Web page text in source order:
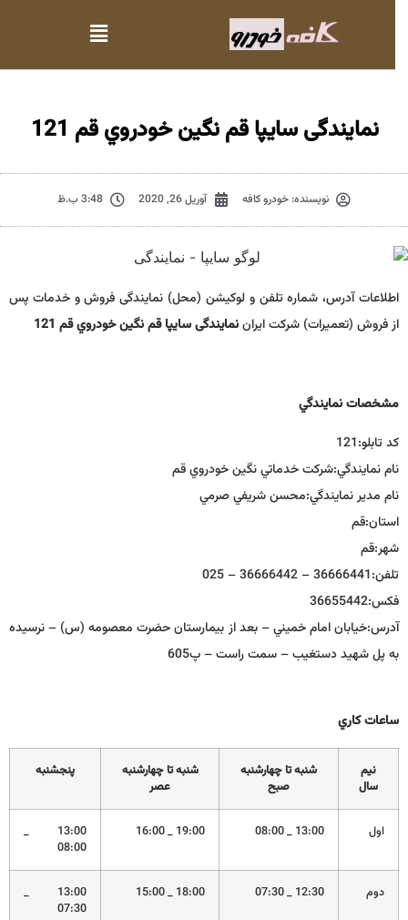
نمایندگی سایپا قم نگين خودروي قم 121
نویسنده:خودرو کافه آوریل 26, 2020 3:48 ب.ظ
اطلاعات آدرس، شماره تلفن و لوکیشن (محل) نمایندگی فروش و خدمات پس
از فروش (تعمیرات) شرکت ایراننمایندگی سایپا قم نگين خودروي قم 121
مشخصات نمايندگي
كد تابلو:121
نام نمايندگي:شركت خدماتي نگين خودروي قم
نام مدير نمايندگي:محسن شريفي صرمي
استان:قم
شهر:قم
تلفن:36666441 – 36666442 – 025
فكس:36655442
آدرس:خيابان امام خميني – بعد از بيمارستان حضرت معصومه (س) – نرسيده
به پل شهيد دستغيب – سمت راست – پ605
ساعات كاري
نيم
سال
شنبه تا چهارشنبه
صبح
شنبه تا چهارشنبه
عصر
پنجشنبه
اول 13:00 _ 08:00
19:00 _ 16:00
13:00 _
08:00
دوم 12:30 _ 07:30
18:00 _ 15:00
13:00 _
07:30